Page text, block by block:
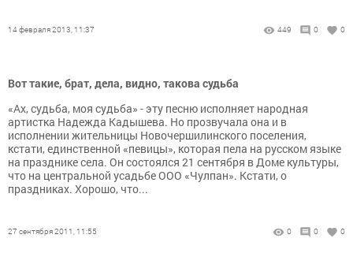
14 февраля 2013, 11:37 449 0 0
Вот такие, брат, дела, видно, такова судьба
«Ах, судьба, моя судьба» - эту песню исполняет народная
артистка Надежда Кадышева. Но прозвучала она и в
исполнении жительницы Новочершилинского поселения,
кстати, единственной «певицы», которая пела на русском языке
на празднике села. Он состоялся 21 сентября в Доме культуры,
что на центральной усадьбе ООО «Чулпан». Кстати, о
праздниках. Хорошо, что...
27 сентября 2011, 11:55 0 0 0